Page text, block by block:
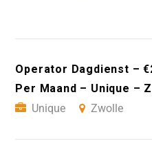
Operator Dagdienst –
Per Maand – Unique –
Unique
Zwolle